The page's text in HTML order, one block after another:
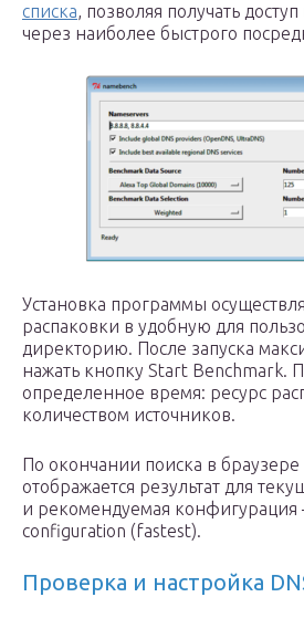
списка, позволяя получать
через наиболее быстрого
Установка программы
распаковки в удобную для
директорию. После запуска
нажать кнопку Start Benchmark.
определенное время: ресурс
количеством источников.
По окончании поиска в
отображается результат для
и рекомендуемая конфигурация
configuration (fastest).
Проверка и настройка